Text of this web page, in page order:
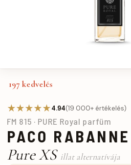
197 kedvelés
★★★★★4.94(19 000+ értékelés)
FM 815 · PURE Royal parfüm
PACO RABANNE
Pure XS illat alternatívája